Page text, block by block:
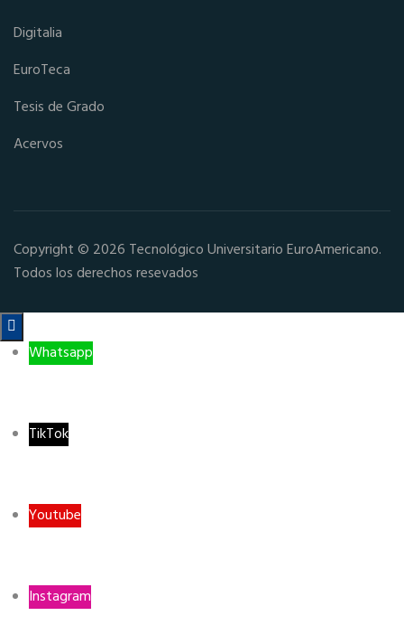
Digitalia
EuroTeca
Tesis de Grado
Acervos
Copyright © 2026 Tecnológico Universitario EuroAmericano.
Todos los derechos resevados

Whatsapp
TikTok
Youtube
Instagram